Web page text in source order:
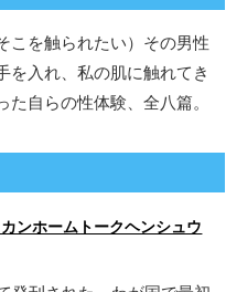
こを触られたい）その男性
を入れ、私の肌に触れてき
自らの性体験、全八篇。
ンホームトークヘンシュウ